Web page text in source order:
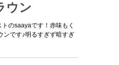
ウン
のsaayaです！赤味もく
ンです♪明るすぎず暗すぎ